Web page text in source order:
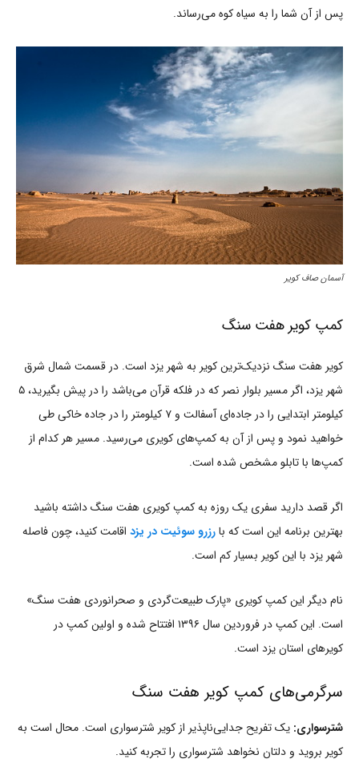
پس از آن شما را به سیاه کوه می‌رساند.
آسمان صاف کویر
کمپ کویر هفت سنگ
کویر هفت سنگ نزدیک‌ترین کویر به شهر یزد است. در قسمت شمال شرق
شهر یزد، اگر مسیر بلوار نصر که در فلکه قرآن می‌باشد را در پیش بگیرید، ۵
کیلومتر ابتدایی را در جاده‌ای آسفالت و ۷ کیلومتر را در جاده خاکی طی
خواهید نمود و پس از آن به کمپ‌‌های کویری می‌رسید. مسیر هر کدام از
کمپ‌ها با تابلو مشخص شده است.
اگر قصد دارید سفری یک روزه به کمپ کویری هفت سنگ داشته باشید
بهترین برنامه این است که بارزرو سوئیت در یزد اقامت کنید، چون فاصله
شهر یزد با این کویر بسیار کم است.
نام دیگر این کمپ کویری «پارک طبیعت‌گردی و صحرانوردی هفت سنگ»
است. این کمپ در فروردین سال ۱۳۹۶ افتتاح شده و اولین کمپ در
کویرهای استان یزد است.
سرگرمی‌های کمپ کویر هفت سنگ
شترسواری: یک تفریح جدایی‌ناپذیر از کویر شترسواری است. محال است به
کویر بروید و دلتان نخواهد شترسواری را تجربه کنید.